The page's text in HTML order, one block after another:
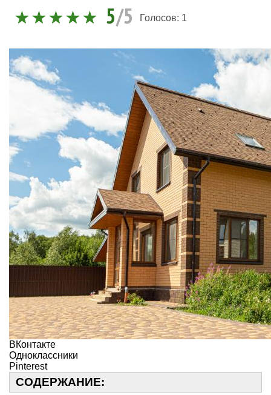
5/5 Голосов: 1
ВКонтакте
Одноклассники
Pinterest
СОДЕРЖАНИЕ: